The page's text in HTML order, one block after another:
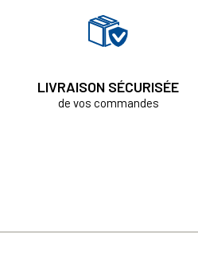
LIVRAISON SÉCURISÉE
de vos commandes